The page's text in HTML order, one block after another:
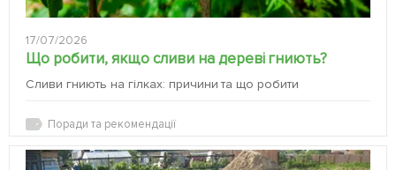
17/07/2026
Що робити, якщо сливи на дереві гниють?
Сливи гниють на гілках: причини та що робити
Поради та рекомендації